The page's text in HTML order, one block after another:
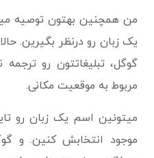
من همچنین بهتون توصیه
یک زبان رو درنظر بگیرین.
گوگل، تبلیغاتتون رو
مربوط به موقعیت مکانی.
میتونین اسم یک زبان رو
موجود انتخابش کنین. و